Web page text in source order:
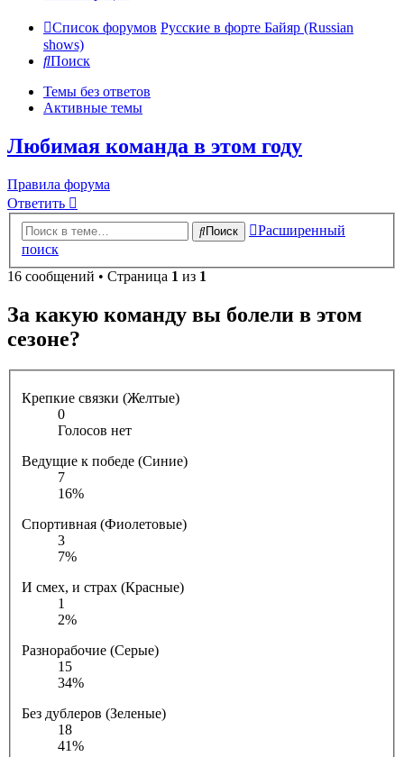
Список форумов Русские в форте Байяр (Russian
shows)
Поиск
Темы без ответов
Активные темы
Любимая команда в этом году
Правила форума
Ответить
Поиск
Расширенный
поиск
16 сообщений • Страница 1 из 1
За какую команду вы болели в этом
сезоне?
Крепкие связки (Желтые)
0
Голосов нет
Ведущие к победе (Синие)
7
16%
Спортивная (Фиолетовые)
3
7%
И смех, и страх (Красные)
1
2%
Разнорабочие (Серые)
15
34%
Без дублеров (Зеленые)
18
41%